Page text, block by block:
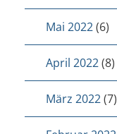
Mai 2022(6)
April 2022(8)
März 2022(7)